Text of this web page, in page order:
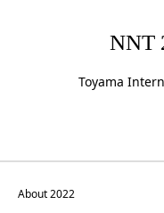
NNT
Toyama
About 2022